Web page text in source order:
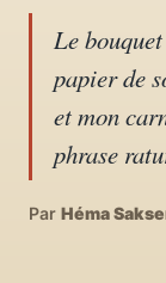
04
Le
papier de
et mon
phrase
Par Héma